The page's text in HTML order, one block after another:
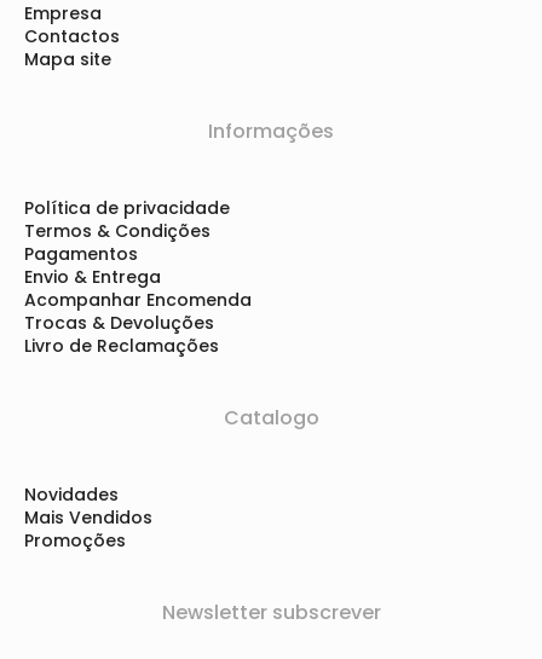
Empresa
Contactos
Mapa site
Informações
Política de privacidade
Termos & Condições
Pagamentos
Envio & Entrega
Acompanhar Encomenda
Trocas & Devoluções
Livro de Reclamações
Catalogo
Novidades
Mais Vendidos
Promoções
Newsletter subscrever